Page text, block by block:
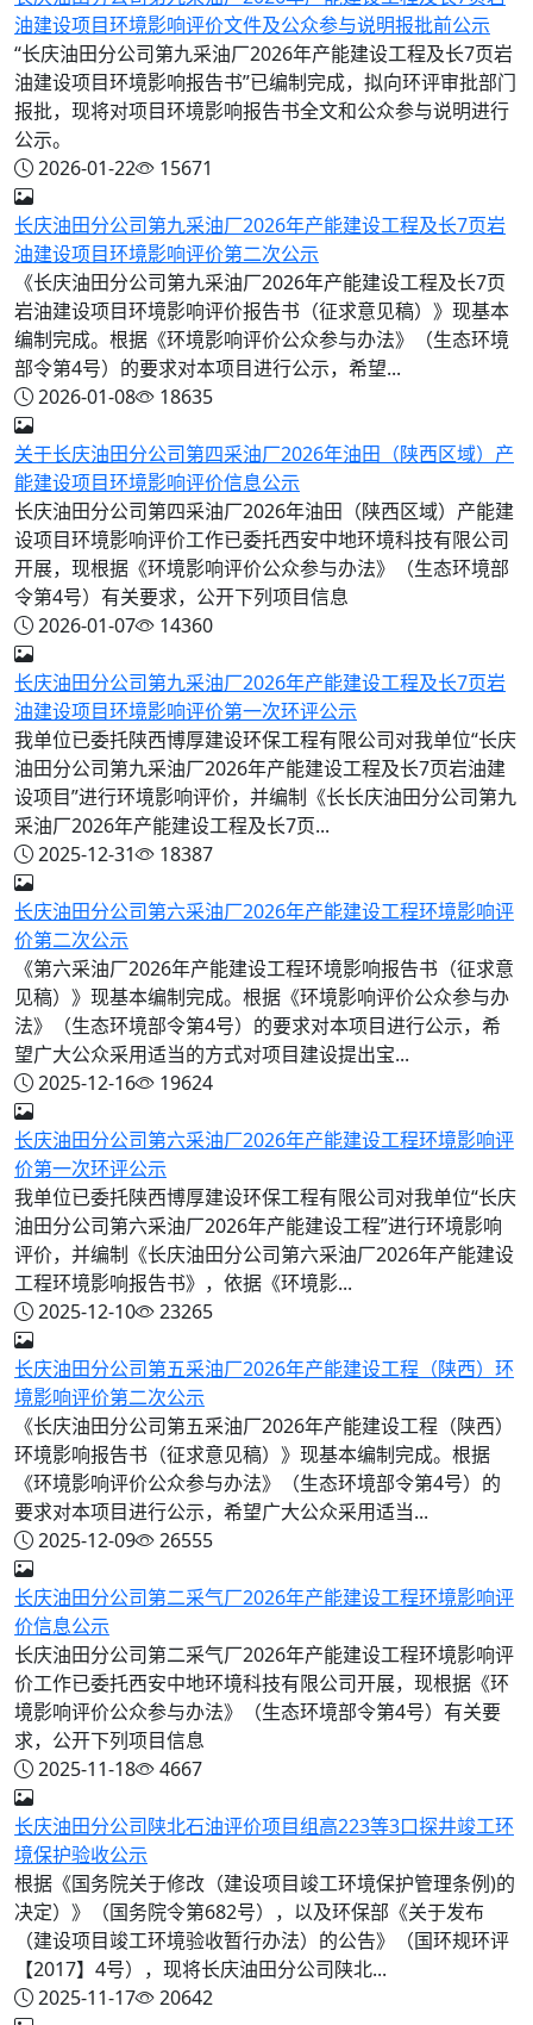
油建设项目环境影响评价文件及公众参与说明报批前公示
“长庆油田分公司第九采油厂2026年产能建设工程及长7页岩
油建设项目环境影响报告书”已编制完成，拟向环评审批部门
报批，现将对项目环境影响报告书全文和公众参与说明进行
公示。
2026-01-22
15671
长庆油田分公司第九采油厂2026年产能建设工程及长7页岩
油建设项目环境影响评价第二次公示
《长庆油田分公司第九采油厂2026年产能建设工程及长7页
岩油建设项目环境影响评价报告书（征求意见稿）》现基本
编制完成。根据《环境影响评价公众参与办法》（生态环境
部令第4号）的要求对本项目进行公示，希望...
2026-01-08
18635
关于长庆油田分公司第四采油厂2026年油田（陕西区域）产
能建设项目环境影响评价信息公示
长庆油田分公司第四采油厂2026年油田（陕西区域）产能建
设项目环境影响评价工作已委托西安中地环境科技有限公司
开展，现根据《环境影响评价公众参与办法》（生态环境部
令第4号）有关要求，公开下列项目信息
2026-01-07
14360
长庆油田分公司第九采油厂2026年产能建设工程及长7页岩
油建设项目环境影响评价第一次环评公示
我单位已委托陕西博厚建设环保工程有限公司对我单位“长庆
油田分公司第九采油厂2026年产能建设工程及长7页岩油建
设项目”进行环境影响评价，并编制《长长庆油田分公司第九
采油厂2026年产能建设工程及长7页...
2025-12-31
18387
长庆油田分公司第六采油厂2026年产能建设工程环境影响评
价第二次公示
《第六采油厂2026年产能建设工程环境影响报告书（征求意
见稿）》现基本编制完成。根据《环境影响评价公众参与办
法》（生态环境部令第4号）的要求对本项目进行公示，希
望广大公众采用适当的方式对项目建设提出宝...
2025-12-16
19624
长庆油田分公司第六采油厂2026年产能建设工程环境影响评
价第一次环评公示
我单位已委托陕西博厚建设环保工程有限公司对我单位“长庆
油田分公司第六采油厂2026年产能建设工程”进行环境影响
评价，并编制《长庆油田分公司第六采油厂2026年产能建设
工程环境影响报告书》，依据《环境影...
2025-12-10
23265
长庆油田分公司第五采油厂2026年产能建设工程（陕西）环
境影响评价第二次公示
《长庆油田分公司第五采油厂2026年产能建设工程（陕西）
环境影响报告书（征求意见稿）》现基本编制完成。根据
《环境影响评价公众参与办法》（生态环境部令第4号）的
要求对本项目进行公示，希望广大公众采用适当...
2025-12-09
26555
长庆油田分公司第二采气厂2026年产能建设工程环境影响评
价信息公示
长庆油田分公司第二采气厂2026年产能建设工程环境影响评
价工作已委托西安中地环境科技有限公司开展，现根据《环
境影响评价公众参与办法》（生态环境部令第4号）有关要
求，公开下列项目信息
2025-11-18
4667
长庆油田分公司陕北石油评价项目组高223等3口探井竣工环
境保护验收公示
根据《国务院关于修改（建设项目竣工环境保护管理条例)的
决定）》（国务院令第682号），以及环保部《关于发布
（建设项目竣工环境验收暂行办法）的公告》（国环规环评
【2017】4号），现将长庆油田分公司陕北...
2025-11-17
20642